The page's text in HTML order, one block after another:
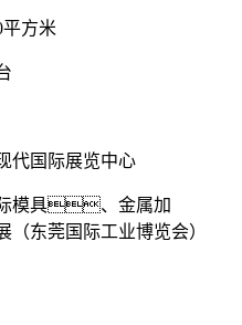
方米
国际展览中心
模具、金属加
东莞国际工业博览会）